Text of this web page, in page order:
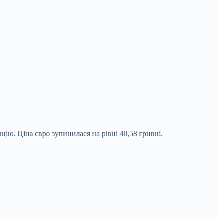
Ціна євро зупинилася на рівні 40,58 гривні.